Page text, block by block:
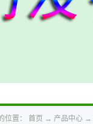
位置： 首页 → 产品中心 →